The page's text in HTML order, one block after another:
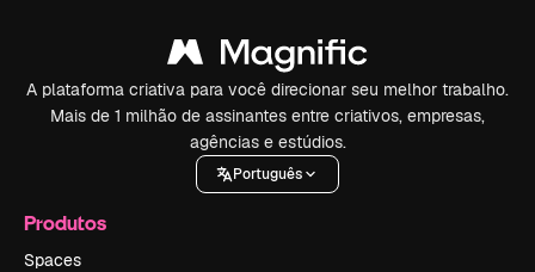
A plataforma criativa para você direcionar seu melhor trabalho.
Mais de 1 milhão de assinantes entre criativos, empresas,
agências e estúdios.
Português
Produtos
Spaces